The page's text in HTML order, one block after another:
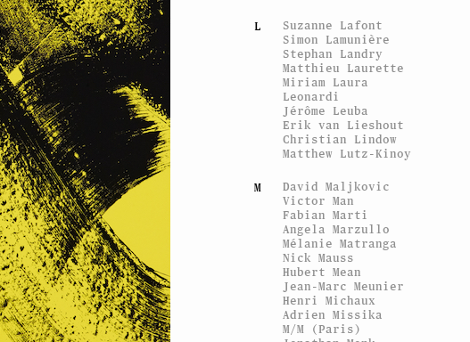
L
Suzanne Lafont
Simon Lamunière
Stephan Landry
Matthieu Laurette
Miriam Laura
Leonardi
Jérôme Leuba
Erik van Lieshout
Christian Lindow
Matthew Lutz-Kinoy
M
David Maljkovic
Victor Man
Fabian Marti
Angela Marzullo
Mélanie Matranga
Nick Mauss
Hubert Mean
Jean-Marc Meunier
Henri Michaux
Adrien Missika
M/M (Paris)